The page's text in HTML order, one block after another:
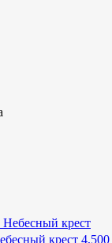
крест 4,500